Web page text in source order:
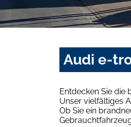
Audi e-
Entdecken Sie die
Unser vielfältiges
Ob Sie ein